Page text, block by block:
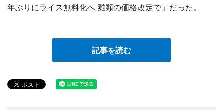
年ぶりにライス無料化へ 麺類の価格改定で」だった。
記事を読む